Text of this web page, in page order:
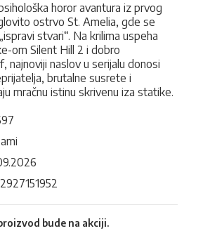
horor avantura iz prvog
ostrvo St. Amelia, gde se
stvari“. Na krilima uspeha
om Silent Hill 2 i dobro
najnoviji naslov u serijalu donosi
brutalne susrete i
mračnu istinu skrivenu iza statike.
bude na akciji.